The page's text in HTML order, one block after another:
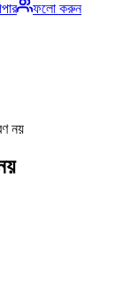
ফলো করুন
নয়